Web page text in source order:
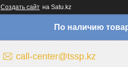
Создать сайт на Satu.kz
По наличию
call-center@tssp.kz